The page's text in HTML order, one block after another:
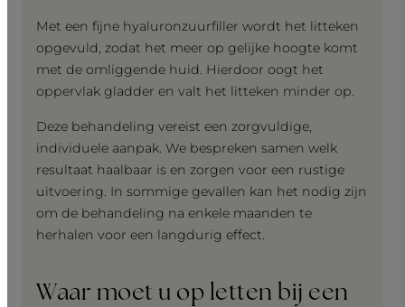
Met een fijne hyaluronzuurfiller wordt het litteken
opgevuld, zodat het meer op gelijke hoogte komt
met de omliggende huid. Hierdoor oogt het
oppervlak gladder en valt het litteken minder op.
Deze behandeling vereist een zorgvuldige,
individuele aanpak. We bespreken samen welk
resultaat haalbaar is en zorgen voor een rustige
uitvoering. In sommige gevallen kan het nodig zijn
om de behandeling na enkele maanden te
herhalen voor een langdurig effect.
Waar moet u op letten bij een